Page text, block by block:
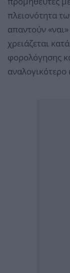
πλειονότητα
απαντούν
χρειάζεται
φορολόγησης
αναλογικότερο